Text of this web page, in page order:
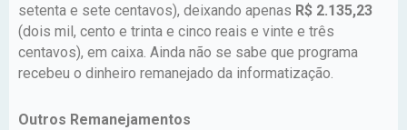
setenta e sete centavos), deixando apenas R$ 2.135,23
(dois mil, cento e trinta e cinco reais e vinte e três
centavos), em caixa. Ainda não se sabe que programa
recebeu o dinheiro remanejado da informatização.
Outros Remanejamentos